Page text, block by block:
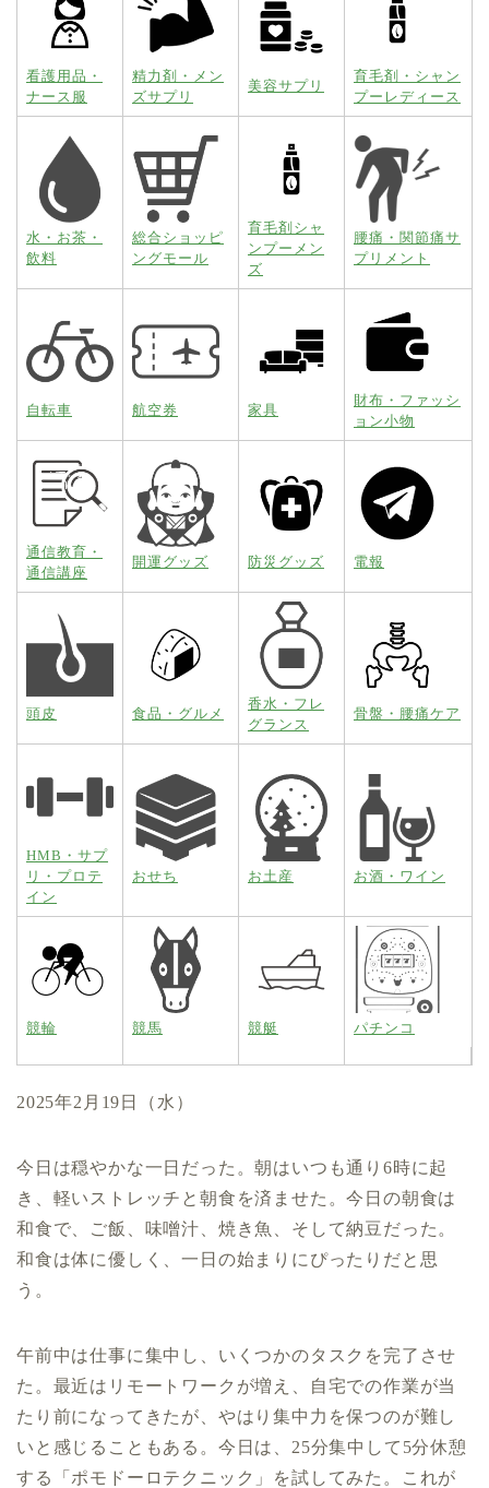
看護用品・
ナース服
精力剤・メン
ズサプリ
美容サプリ
育毛剤・シャン
プーレディース
水・お茶・
飲料
総合ショッピ
ングモール
育毛剤シャ
ンプーメン
ズ
腰痛・関節痛サ
プリメント
自転車 航空券 家具
財布・ファッシ
ョン小物
通信教育・
通信講座
開運グッズ 防災グッズ 電報
頭皮 食品・グルメ
香水・フレ
グランス
骨盤・腰痛ケア
HMB・サプ
リ・プロテ
イン
おせち お土産 お酒・ワイン
競輪 競馬 競艇 パチンコ
2025年2月19日（水）
今日は穏やかな一日だった。朝はいつも通り6時に起
き、軽いストレッチと朝食を済ませた。今日の朝食は
和食で、ご飯、味噌汁、焼き魚、そして納豆だった。
和食は体に優しく、一日の始まりにぴったりだと思
う。
午前中は仕事に集中し、いくつかのタスクを完了させ
た。最近はリモートワークが増え、自宅での作業が当
たり前になってきたが、やはり集中力を保つのが難し
いと感じることもある。今日は、25分集中して5分休憩
する「ポモドーロテクニック」を試してみた。これが